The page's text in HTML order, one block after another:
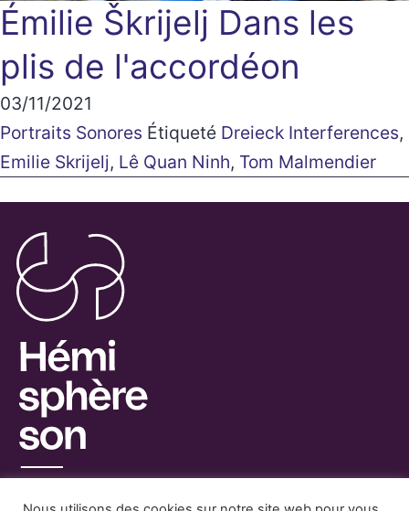
Émilie Škrijelj Dans les
plis de l'accordéon
03/11/2021
Portraits Sonores Étiqueté Dreieck Interferences,
Emilie Skrijelj, Lê Quan Ninh, Tom Malmendier